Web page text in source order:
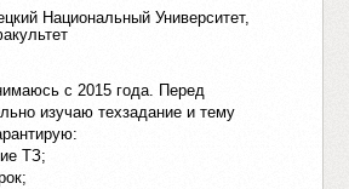
Национальный Университет,
с 2015 года. Перед
изучаю техзадание и тему
ТЗ;